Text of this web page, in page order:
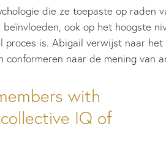
die ze toepaste op raden
ook op het hoogste
is. Abigail verwijst naar het
naar de mening van
with
IQ of